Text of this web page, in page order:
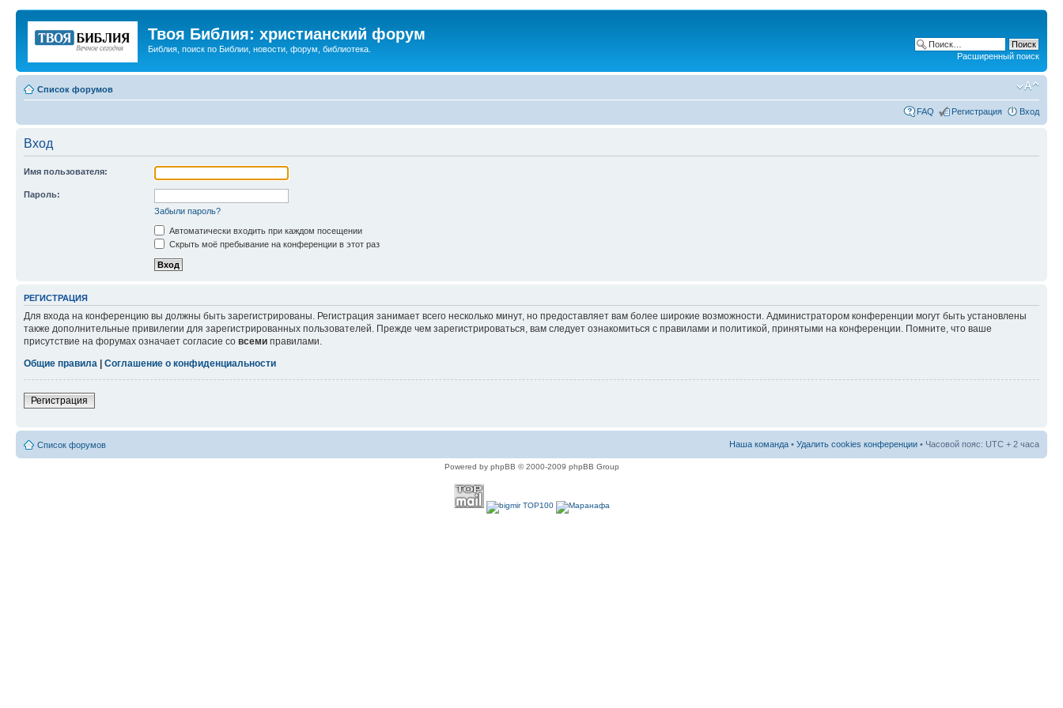
Твоя Библия: христианский форум
Библия, поиск по Библии, новости, форум, библиотека.
Расширенный поиск
Список форумов
FAQ Регистрация Вход
Вход
Имя пользователя:
Пароль:
Забыли пароль?
Автоматически входить при каждом посещении
Скрыть моё пребывание на конференции в этот раз
РЕГИСТРАЦИЯ
Для входа на конференцию вы должны быть зарегистрированы. Регистрация занимает всего несколько минут, но предоставляет вам более широкие возможности. Администратором конференции могут быть установлены
также дополнительные привилегии для зарегистрированных пользователей. Прежде чем зарегистрироваться, вам следует ознакомиться с правилами и политикой, принятыми на конференции. Помните, что ваше
присутствие на форумах означает согласие со всеми правилами.
Общие правила
Соглашение о конфиденциальности
Регистрация
Список форумов Наша команда • Удалить cookies конференции • Часовой пояс: UTC + 2 часа
Powered by phpBB © 2000-2009 phpBB Group